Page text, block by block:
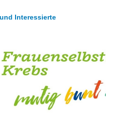
Interessierte